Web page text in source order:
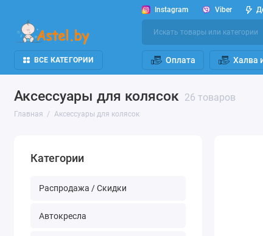
Instagram Viber
ВСЕ КАТЕГОРИИ Оплата Халва
Аксесcуары для колясок 26 товаров
Главная Аксесcуары для колясок
Категории
Распродажа / Скидки
Автокресла